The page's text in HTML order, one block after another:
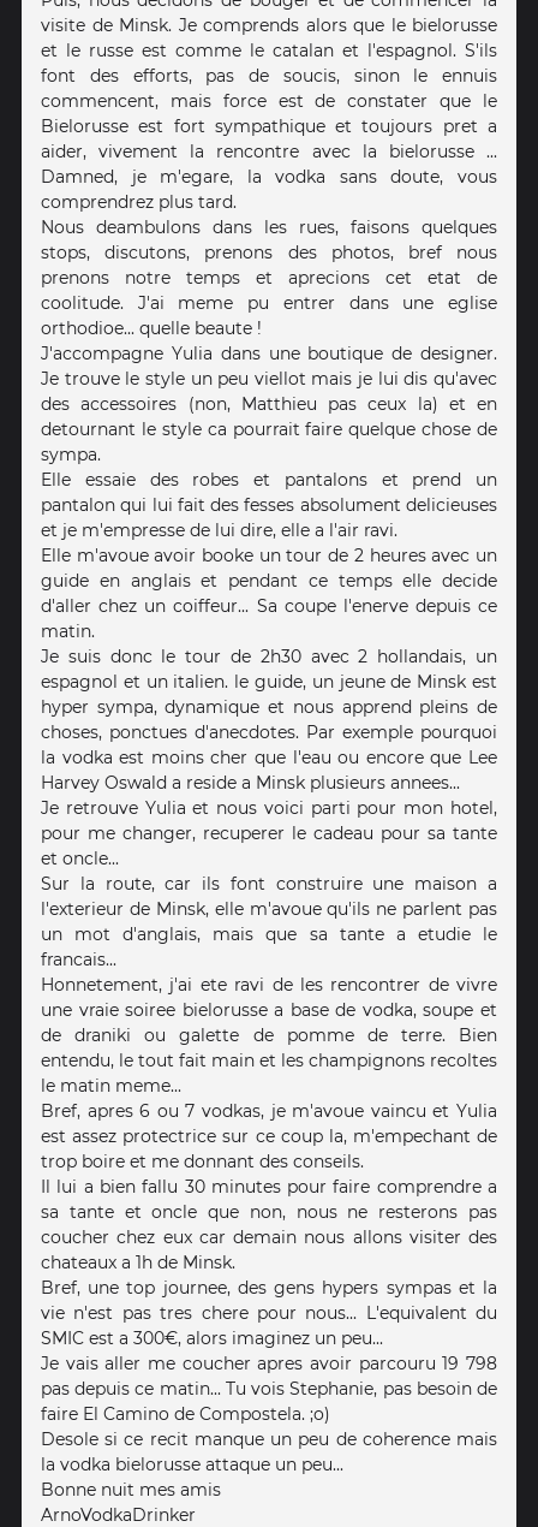
visite de Minsk. Je comprends alors que le bielorusse
et le russe est comme le catalan et l'espagnol. S'ils
font des efforts, pas de soucis, sinon le ennuis
commencent, mais force est de constater que le
Bielorusse est fort sympathique et toujours pret a
aider, vivement la rencontre avec la bielorusse ...
Damned, je m'egare, la vodka sans doute, vous
comprendrez plus tard.
Nous deambulons dans les rues, faisons quelques
stops, discutons, prenons des photos, bref nous
prenons notre temps et aprecions cet etat de
coolitude. J'ai meme pu entrer dans une eglise
orthodioe... quelle beaute !
J'accompagne Yulia dans une boutique de designer.
Je trouve le style un peu viellot mais je lui dis qu'avec
des accessoires (non, Matthieu pas ceux la) et en
detournant le style ca pourrait faire quelque chose de
sympa.
Elle essaie des robes et pantalons et prend un
pantalon qui lui fait des fesses absolument delicieuses
et je m'empresse de lui dire, elle a l'air ravi.
Elle m'avoue avoir booke un tour de 2 heures avec un
guide en anglais et pendant ce temps elle decide
d'aller chez un coiffeur... Sa coupe l'enerve depuis ce
matin.
Je suis donc le tour de 2h30 avec 2 hollandais, un
espagnol et un italien. le guide, un jeune de Minsk est
hyper sympa, dynamique et nous apprend pleins de
choses, ponctues d'anecdotes. Par exemple pourquoi
la vodka est moins cher que l'eau ou encore que Lee
Harvey Oswald a reside a Minsk plusieurs annees...
Je retrouve Yulia et nous voici parti pour mon hotel,
pour me changer, recuperer le cadeau pour sa tante
et oncle...
Sur la route, car ils font construire une maison a
l'exterieur de Minsk, elle m'avoue qu'ils ne parlent pas
un mot d'anglais, mais que sa tante a etudie le
francais...
Honnetement, j'ai ete ravi de les rencontrer de vivre
une vraie soiree bielorusse a base de vodka, soupe et
de draniki ou galette de pomme de terre. Bien
entendu, le tout fait main et les champignons recoltes
le matin meme...
Bref, apres 6 ou 7 vodkas, je m'avoue vaincu et Yulia
est assez protectrice sur ce coup la, m'empechant de
trop boire et me donnant des conseils.
Il lui a bien fallu 30 minutes pour faire comprendre a
sa tante et oncle que non, nous ne resterons pas
coucher chez eux car demain nous allons visiter des
chateaux a 1h de Minsk.
Bref, une top journee, des gens hypers sympas et la
vie n'est pas tres chere pour nous... L'equivalent du
SMIC est a 300€, alors imaginez un peu...
Je vais aller me coucher apres avoir parcouru 19 798
pas depuis ce matin... Tu vois Stephanie, pas besoin de
faire El Camino de Compostela. ;o)
Desole si ce recit manque un peu de coherence mais
la vodka bielorusse attaque un peu...
Bonne nuit mes amis
ArnoVodkaDrinker